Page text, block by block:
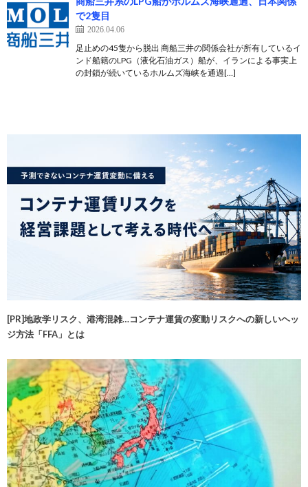
で2隻目
2026.04.06
足止めの45隻から脱出 商船三井の関係会社が所有しているイ
ンド船籍のLPG（液化石油ガス）船が、イランによる事実上
の封鎖が続いているホルムズ海峡を通過[…]
[PR]地政学リスク、港湾混雑…コンテナ運賃の変動リスクへの新しいヘッ
ジ方法「FFA」とは